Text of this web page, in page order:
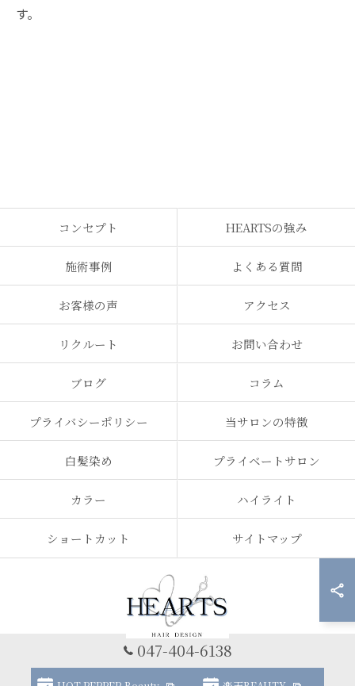
す。
047-404-6138
コンセプト HEARTSの強み
施術事例 よくある質問
お客様の声 アクセス
リクルート お問い合わせ
ブログ コラム
プライバシーポリシー 当サロンの特徴
白髪染め プライベートサロン
カラー ハイライト
ショートカット サイトマップ
© 2026 千葉県船橋市の美容室ならHEARTS 船橋 白髪ぼかし 脱白髪染め ALL